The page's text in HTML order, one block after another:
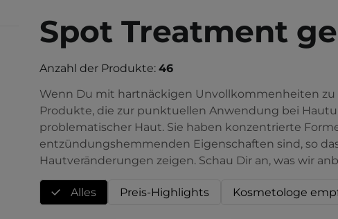
Spot Treatment
Anzahl der Produkte: 46
Wenn Du mit hartnäckigen Unvollkommenheiten
Produkte, die zur punktuellen Anwendung bei
problematischer Haut. Sie haben konzentrierte
entzündungshemmenden Eigenschaften sind, so
Hautveränderungen zeigen. Schau Dir an, was wir
Alles Preis-Highlights Kosmetologe